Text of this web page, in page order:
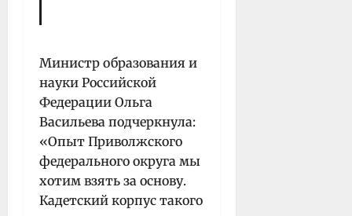
Министр образования и
науки Российской
Федерации Ольга
Васильева подчеркнула:
«Опыт Приволжского
федерального округа мы
хотим взять за основу.
Кадетский корпус такого